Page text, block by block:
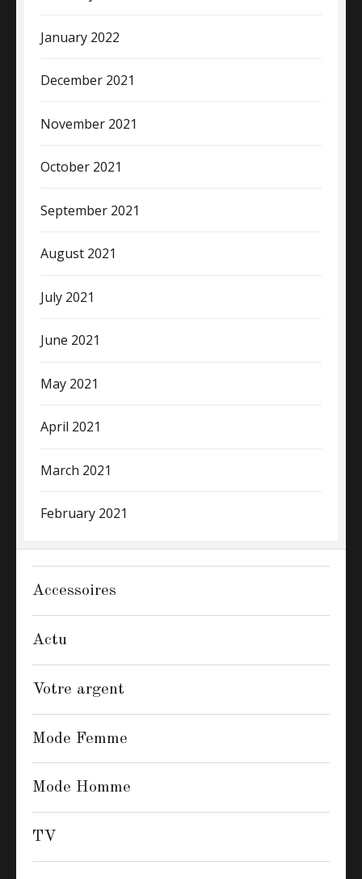
January 2022
December 2021
November 2021
October 2021
September 2021
August 2021
July 2021
June 2021
May 2021
April 2021
March 2021
February 2021
Accessoires
Actu
Votre argent
Mode Femme
Mode Homme
TV